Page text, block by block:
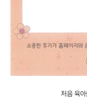
처음 육